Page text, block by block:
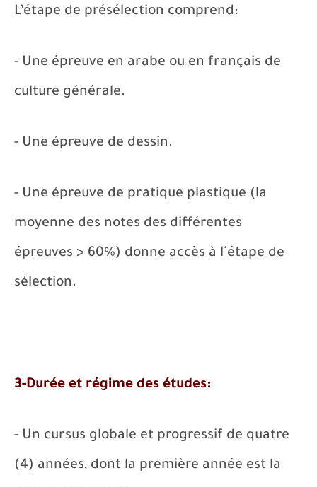
L’étape de présélection comprend:
- Une épreuve en arabe ou en français de
culture générale.
- Une épreuve de dessin.
- Une épreuve de pratique plastique (la
moyenne des notes des différentes
épreuves > 60%) donne accès à l’étape de
sélection.
3-Durée et régime des études:
- Un cursus globale et progressif de quatre
(4) années, dont la première année est la